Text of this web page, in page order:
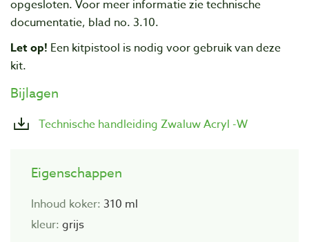
opgesloten. Voor meer informatie zie technische
documentatie, blad no. 3.10.
Let op! Een kitpistool is nodig voor gebruik van deze
kit.
Bijlagen
Technische handleiding Zwaluw Acryl -W
Eigenschappen
Inhoud koker: 310 ml
kleur: grijs